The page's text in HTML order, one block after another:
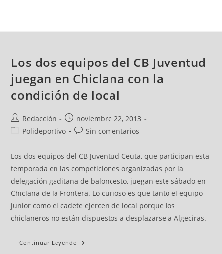
Los dos equipos del CB Juventud
juegan en Chiclana con la
condición de local
Redacción
noviembre 22, 2013
Polideportivo
Sin comentarios
Los dos equipos del CB Juventud Ceuta, que participan esta
temporada en las competiciones organizadas por la
delegación gaditana de baloncesto, juegan este sábado en
Chiclana de la Frontera. Lo curioso es que tanto el equipo
junior como el cadete ejercen de local porque los
chiclaneros no están dispuestos a desplazarse a Algeciras.
Continuar Leyendo